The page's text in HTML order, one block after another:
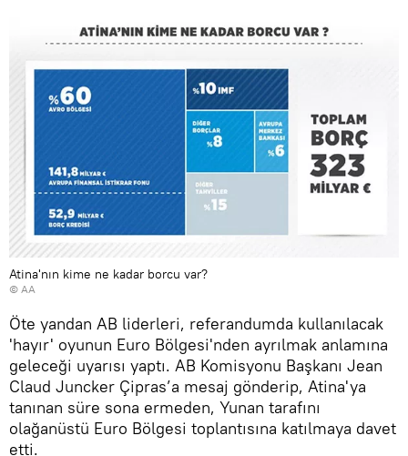
Atina'nın kime ne kadar borcu var?
© AA
Öte yandan AB liderleri, referandumda kullanılacak
'hayır' oyunun Euro Bölgesi'nden ayrılmak anlamına
geleceği uyarısı yaptı. AB Komisyonu Başkanı Jean
Claud Juncker Çipras’a mesaj gönderip, Atina'ya
tanınan süre sona ermeden, Yunan tarafını
olağanüstü Euro Bölgesi toplantısına katılmaya davet
etti.